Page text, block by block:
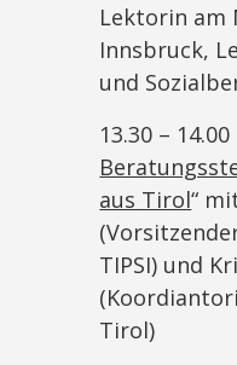
Lektorin am
Innsbruck,
und
13.30 –
aus Tirol“
TIPSI) und
Tirol)